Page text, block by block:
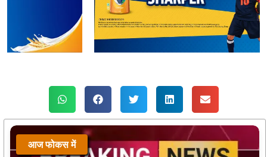
आज फोकस में